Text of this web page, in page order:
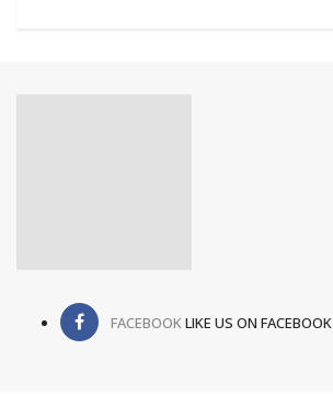
FACEBOOKLIKE US ON FACEBOOK